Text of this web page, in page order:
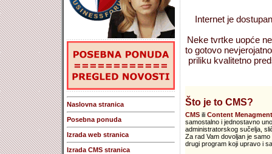
Naslovna stranica
Posebna ponuda
Izrada web stranica
Izrada CMS stranica
Internet je
Neke tvrtke uopće
to gotovo
priliku kvalitetno
Što je to CMS?
CMSili Content
samostalno i jednostavno
administratorskog sučelja,
Za rad Vam dovoljan je
drugi program koji upravo i